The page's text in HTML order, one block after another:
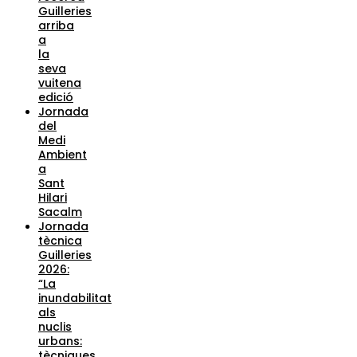
Guilleries
arriba
a
la
seva
vuitena
edició
Jornada
del
Medi
Ambient
a
Sant
Hilari
Sacalm
Jornada
tècnica
Guilleries
2026:
“La
inundabilitat
als
nuclis
urbans: